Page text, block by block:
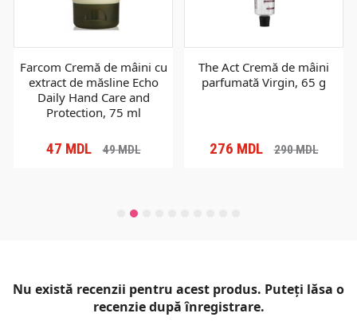
Farcom Cremă de mâini cu
extract de măsline Echo
Daily Hand Care and
Protection, 75 ml
47 MDL 49MDL
The Act Cremă de mâini
parfumată Virgin, 65 g
276 MDL 290MDL
Nu există recenzii pentru acest produs. Puteți lăsa o
recenzie după înregistrare.